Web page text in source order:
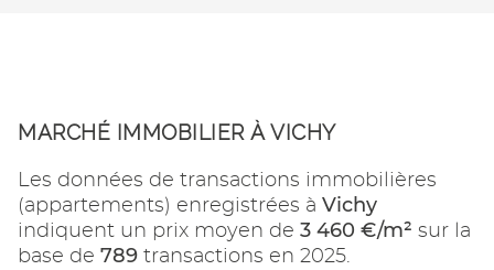
MARCHÉ IMMOBILIER À VICHY
Les données de transactions immobilières
(appartements) enregistrées à Vichy
indiquent un prix moyen de 3 460 €/m² sur la
base de 789 transactions en 2025.